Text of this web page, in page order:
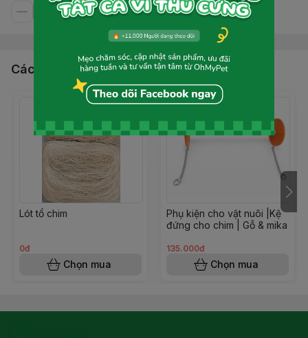
Các sản phẩm, dịch vụ khác
Lót tổ chim
0đ
Chọn mua
Phụ kiện cho vật nuôi |Kệ
đứng cho chim | Gỗ & mika
135.000đ
Chọn mua